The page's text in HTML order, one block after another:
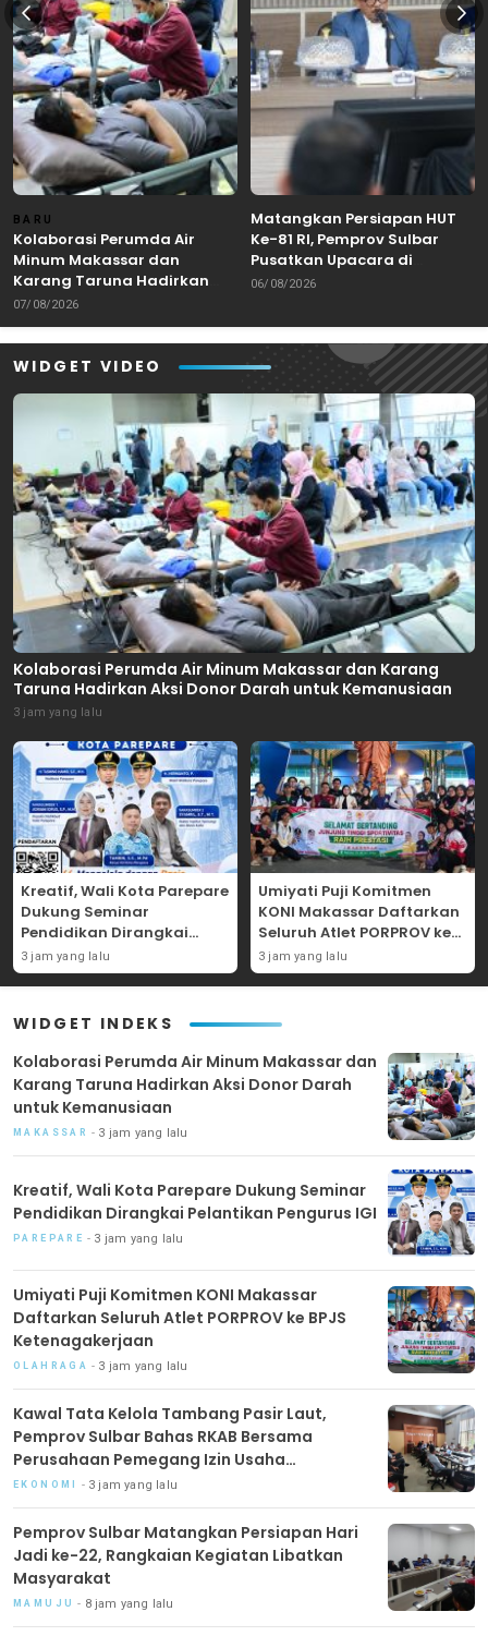
BARU
Kolaborasi Perumda Air
Minum Makassar dan
Karang Taruna Hadirkan
Aksi Donor Darah untuk
Kemanusiaan
07/08/2026
Matangkan Persiapan HUT
Ke-81 RI, Pemprov Sulbar
Pusatkan Upacara di
Lapangan Ahmad Kirang
06/08/2026
WIDGET VIDEO
Kolaborasi Perumda Air Minum Makassar dan Karang
Taruna Hadirkan Aksi Donor Darah untuk Kemanusiaan
3 jam yang lalu
Kreatif, Wali Kota Parepare
Dukung Seminar
Pendidikan Dirangkai
Pelantikan Pengurus IGI
3 jam yang lalu
Umiyati Puji Komitmen
KONI Makassar Daftarkan
Seluruh Atlet PORPROV ke
BPJS Ketenagakerjaan
3 jam yang lalu
WIDGET INDEKS
Kolaborasi Perumda Air Minum Makassar dan
Karang Taruna Hadirkan Aksi Donor Darah
untuk Kemanusiaan
MAKASSAR 3 jam yang lalu
Kreatif, Wali Kota Parepare Dukung Seminar
Pendidikan Dirangkai Pelantikan Pengurus IGI
PAREPARE 3 jam yang lalu
Umiyati Puji Komitmen KONI Makassar
Daftarkan Seluruh Atlet PORPROV ke BPJS
Ketenagakerjaan
OLAHRAGA 3 jam yang lalu
Kawal Tata Kelola Tambang Pasir Laut,
Pemprov Sulbar Bahas RKAB Bersama
Perusahaan Pemegang Izin Usaha
Pertambangan
EKONOMI 3 jam yang lalu
Pemprov Sulbar Matangkan Persiapan Hari
Jadi ke-22, Rangkaian Kegiatan Libatkan
Masyarakat
MAMUJU 8 jam yang lalu